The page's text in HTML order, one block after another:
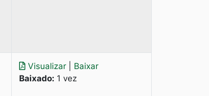
Visualizar
Baixar
Baixado: 1 vez